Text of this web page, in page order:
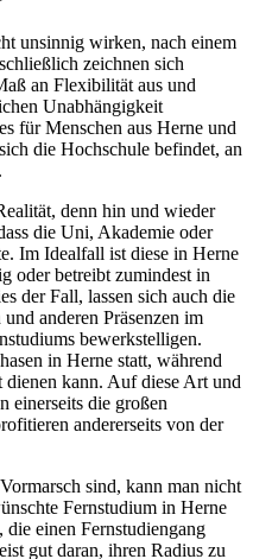
unsinnig wirken, nach einem
zeichnen sich
an Flexibilität aus und
Unabhängigkeit
für Menschen aus Herne und
die Hochschule befindet, an
denn hin und wieder
die Uni, Akademie oder
Im Idealfall ist diese in Herne
oder betreibt zumindest in
der Fall, lassen sich auch die
anderen Präsenzen im
bewerkstelligen.
in Herne statt, während
kann. Auf diese Art und
einerseits die großen
andererseits von der
sind, kann man nicht
Fernstudium in Herne
einen Fernstudiengang
gut daran, ihren Radius zu